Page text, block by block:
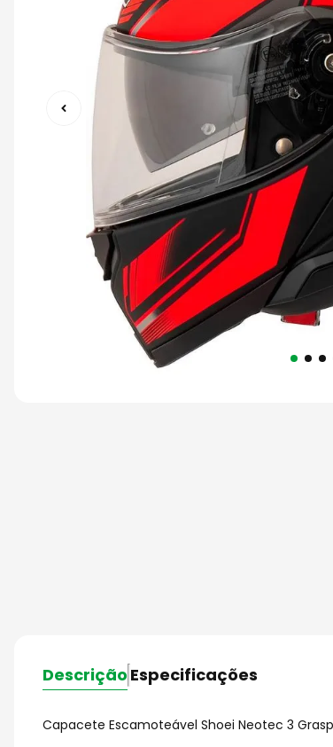
9º
10º race
Descrição Especificações
Capacete Escamoteável Shoei Neotec 3